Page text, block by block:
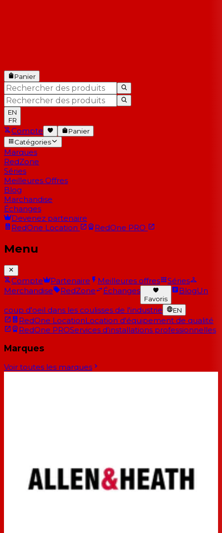
Panier
EN
FR
Compte
Panier
Catégories
Marques
RedZone
Séries
Meilleures Offres
Blog
Marchandise
Échanges
Devenez partenaire
RedOne Location RedOne PRO
Menu
Compte Partenaire Meilleures offres
Séries
Merchandise
RedZone Échanges
Favoris
BlogUn
coup d'oeil dans les coulisses de l'industrie EN
RedOne LocationLocation d'équipement de qualité
RedOne PROServices d'installations professionnelles
Marques
Voir toutes les marques